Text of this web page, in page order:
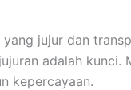
jujur dan
adalah kunci.
kepercayaan.